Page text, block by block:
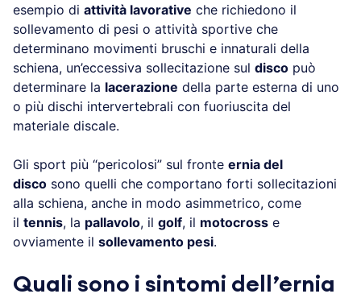
esempio di attività lavorative che richiedono il
sollevamento di pesi o attività sportive che
determinano movimenti bruschi e innaturali della
schiena, un’eccessiva sollecitazione sul disco può
determinare la lacerazione della parte esterna di uno
o più dischi intervertebrali con fuoriuscita del
materiale discale.
Gli sport più “pericolosi” sul fronte ernia del
disco sono quelli che comportano forti sollecitazioni
alla schiena, anche in modo asimmetrico, come
il tennis, la pallavolo, il golf, il motocross e
ovviamente il sollevamento pesi.
Quali sono i sintomi dell’ernia